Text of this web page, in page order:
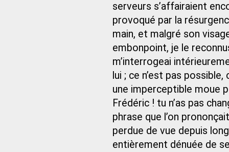
serveurs s’affairaient
provoqué par la
main, et malgré son
embonpoint, je le
m’interrogeai
lui ; ce n’est pas
une imperceptible moue
Frédéric ! tu n’as pas
phrase que l’on
perdue de vue depuis
entièrement dénuée de